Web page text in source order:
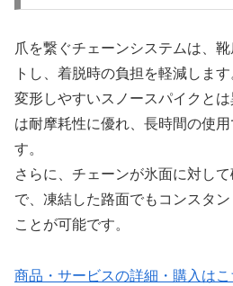
爪を繋ぐチェーンシステムは、
トし、着脱時の負担を軽減します
変形しやすいスノースパイクと
は耐摩耗性に優れ、長時間の使
す。
さらに、チェーンが氷面に対し
で、凍結した路面でもコンスタ
ことが可能です。
商品・サービスの詳細・購入はこ